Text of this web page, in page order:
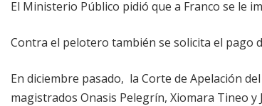
El Ministerio Público pidió que a Franco se le
Contra el pelotero también se solicita el pago
En diciembre pasado, la Corte de Apelación
magistrados Onasis Pelegrín, Xiomara Tineo